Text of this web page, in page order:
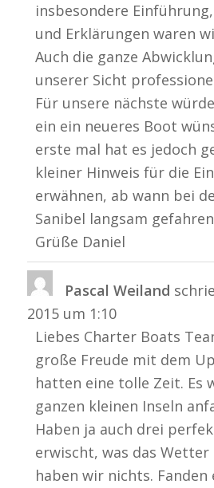
insbesondere
und Erklärungen waren
Auch die ganze
unserer Sicht
Für unsere nächste
ein ein neueres Boot
erste mal hat es jedoch
kleiner Hinweis für die
erwähnen, ab wann bei
Sanibel langsam
Grüße Daniel
Pascal Weiland
2015 um 1:10
Liebes Charter Boats
große Freude mit dem
hatten eine tolle Zeit. Es
ganzen kleinen Inseln
Haben ja auch drei
erwischt, was das
haben wir nichts. Fanden